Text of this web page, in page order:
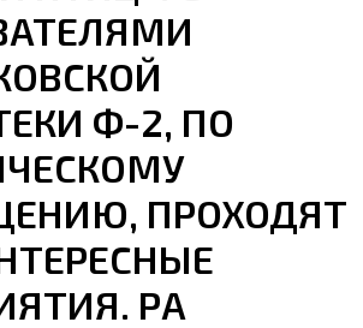
Ф-2, ПО
ПРОХОДЯТ
РА